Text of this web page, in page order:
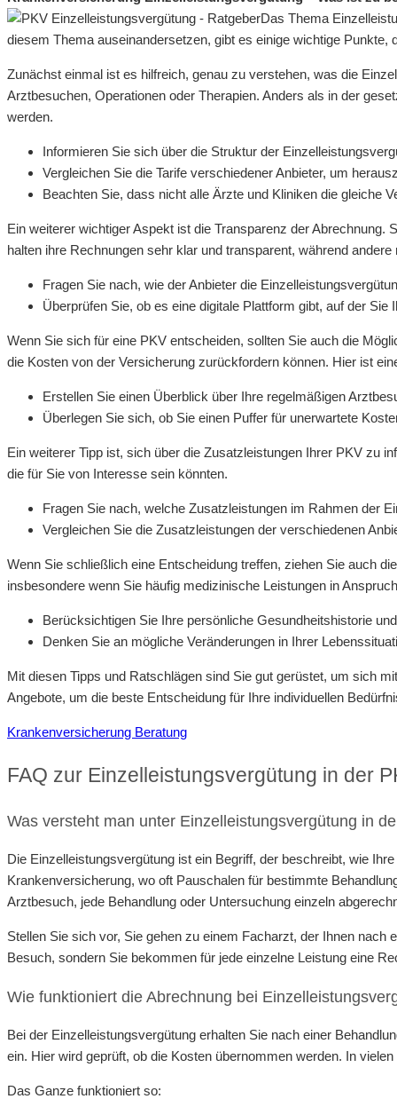
Das Thema
diesem Thema auseinandersetzen, gibt es einige wichtige
Zunächst einmal ist es hilfreich, genau zu verstehen, was die
Arztbesuchen, Operationen oder Therapien. Anders als in der
werden.
Informieren Sie sich über die Struktur der
Vergleichen Sie die Tarife verschiedener Anbieter, um
Beachten Sie, dass nicht alle Ärzte und Kliniken die gleiche
Ein weiterer wichtiger Aspekt ist die Transparenz der Abrechnung.
halten ihre Rechnungen sehr klar und transparent, während
Fragen Sie nach, wie der Anbieter die
Überprüfen Sie, ob es eine digitale Plattform gibt, auf der
Wenn Sie sich für eine PKV entscheiden, sollten Sie auch die
die Kosten von der Versicherung zurückfordern können. Hier ist
Erstellen Sie einen Überblick über Ihre regelmäßigen
Überlegen Sie sich, ob Sie einen Puffer für unerwartete
Ein weiterer Tipp ist, sich über die Zusatzleistungen Ihrer PKV zu
die für Sie von Interesse sein könnten.
Fragen Sie nach, welche Zusatzleistungen im Rahmen der
Vergleichen Sie die Zusatzleistungen der verschiedenen
Wenn Sie schließlich eine Entscheidung treffen, ziehen Sie auch
insbesondere wenn Sie häufig medizinische Leistungen in
Berücksichtigen Sie Ihre persönliche Gesundheitshistorie
Denken Sie an mögliche Veränderungen in Ihrer
Mit diesen Tipps und Ratschlägen sind Sie gut gerüstet, um sich
Angebote, um die beste Entscheidung für Ihre individuellen
Krankenversicherung Beratung
FAQ zur Einzelleistungsvergütung in der
Was versteht man unter Einzelleistungsvergütung in
Die Einzelleistungsvergütung ist ein Begriff, der beschreibt, wie
Krankenversicherung, wo oft Pauschalen für bestimmte
Arztbesuch, jede Behandlung oder Untersuchung einzeln
Stellen Sie sich vor, Sie gehen zu einem Facharzt, der Ihnen
Besuch, sondern Sie bekommen für jede einzelne Leistung eine
Wie funktioniert die Abrechnung bei
Bei der Einzelleistungsvergütung erhalten Sie nach einer
ein. Hier wird geprüft, ob die Kosten übernommen werden. In
Das Ganze funktioniert so: